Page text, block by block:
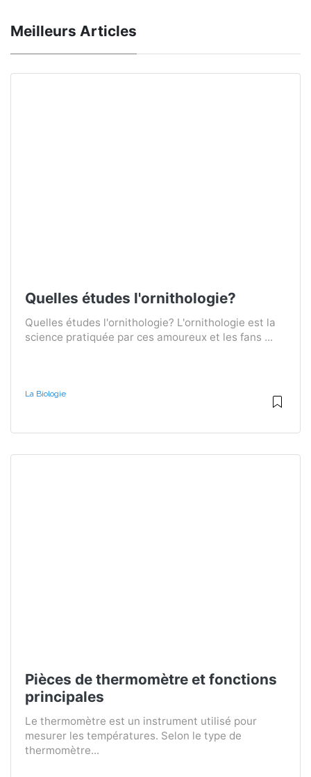
Meilleurs Articles
Quelles études l'ornithologie?
Quelles études l'ornithologie? L'ornithologie est la
science pratiquée par ces amoureux et les fans ...
La Biologie
Pièces de thermomètre et fonctions
principales
Le thermomètre est un instrument utilisé pour
mesurer les températures. Selon le type de
thermomètre...